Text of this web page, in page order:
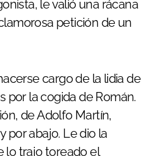
le valió una rácana
petición de un
cargo de la lidia de
por la cogida de Román.
de Adolfo Martín,
por abajo. Le dio la
lo trajo toreado el